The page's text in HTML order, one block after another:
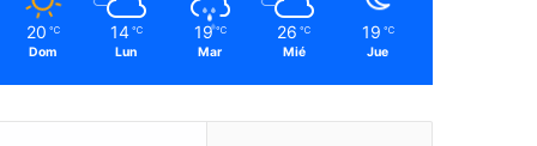
20 ℃
Dom
14 ℃
Lun
19 ℃
Mar
26 ℃
Mié
19 ℃
Jue